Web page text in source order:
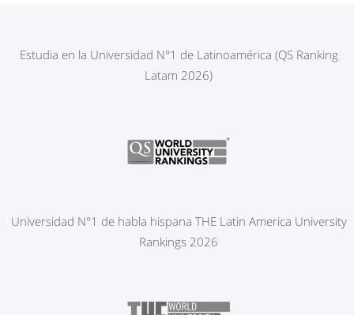
Estudia en la Universidad N°1 de Latinoamérica (QS Ranking
Latam 2026)
Universidad N°1 de habla hispana THE Latin America University
Rankings 2026